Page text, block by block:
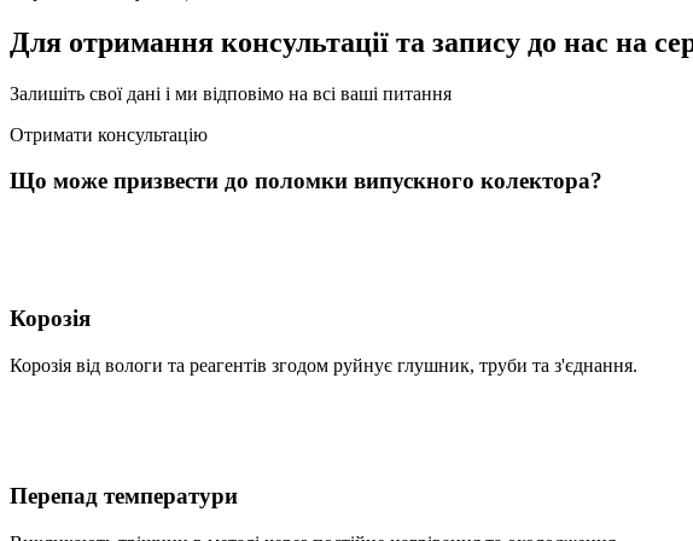
Для отримання консультації та запису до нас на
Залишіть свої дані і ми відповімо на всі ваші питання
Отримати консультацію
Що може призвести до поломки випускного колектора?
Корозія
Корозія від вологи та реагентів згодом руйнує глушник, труби та з'єднання.
Перепад температури